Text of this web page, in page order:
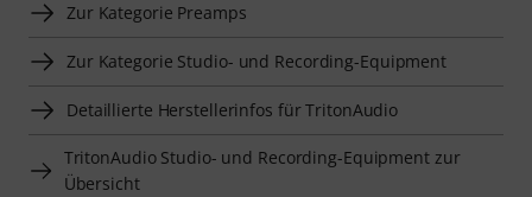
Zur Kategorie Preamps
Zur Kategorie Studio- und Recording-Equipment
Detaillierte Herstellerinfos für TritonAudio
TritonAudio Studio- und Recording-Equipment zur
Übersicht